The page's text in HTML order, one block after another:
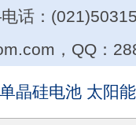
话：
，QQ：
晶硅电池 太阳能